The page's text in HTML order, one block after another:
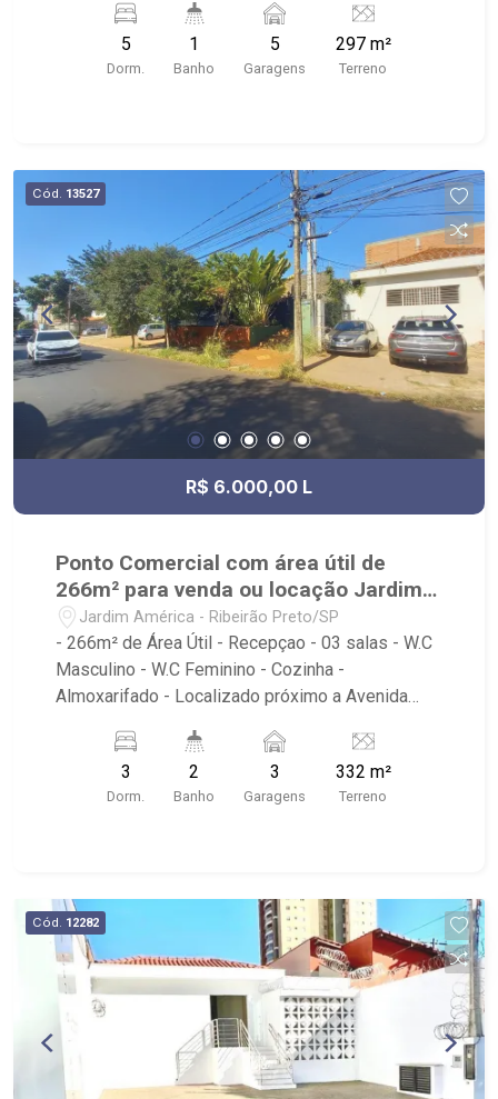
cruzamento com a Independência.
5
Dorm.
1
Banho
5
Garagens
297 m²
Terreno
Cód. 13527
R$ 6.000,00 L
Ponto Comercial com área útil de
266m² para venda ou locação Jardim
América
Jardim América - Ribeirão Preto/SP
- 266m² de Área Útil - Recepçao - 03 salas - W.C
Masculino - W.C Feminino - Cozinha -
Almoxarifado - Localizado próximo a Avenida
Nativas, Ribeirão Shopping, Assaí Atacadista,
Cenourão, savegnago, Habib`s, McDonald`s,
Burger King
3
Dorm.
2
Banho
3
Garagens
332 m²
Terreno
Cód. 12282